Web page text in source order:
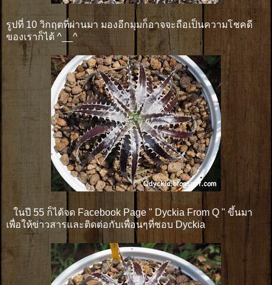
รูปที่ 10 วิกฤตที่ผ่านมา มองอีกมุมก็อาจจะถือเป็นความโชคดี
ของเราก็ได้ ^__^
ในปี 55 ก็ได้จด Facebook Page " Dyckia From Q " ขึ้นมา
เพื่อให้ข่าวสารและติดต่อกับเพื่อนๆที่ชอบ Dyckia